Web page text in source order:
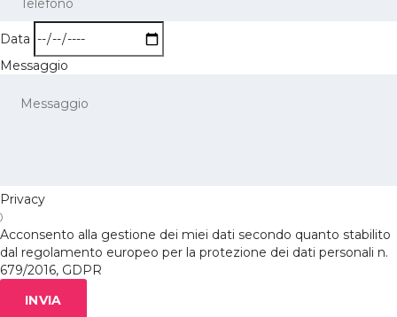
Data
Messaggio
Privacy
Acconsento alla gestione dei miei dati secondo quanto stabilito
dal regolamento europeo per la protezione dei dati personali n.
679/2016, GDPR
INVIA